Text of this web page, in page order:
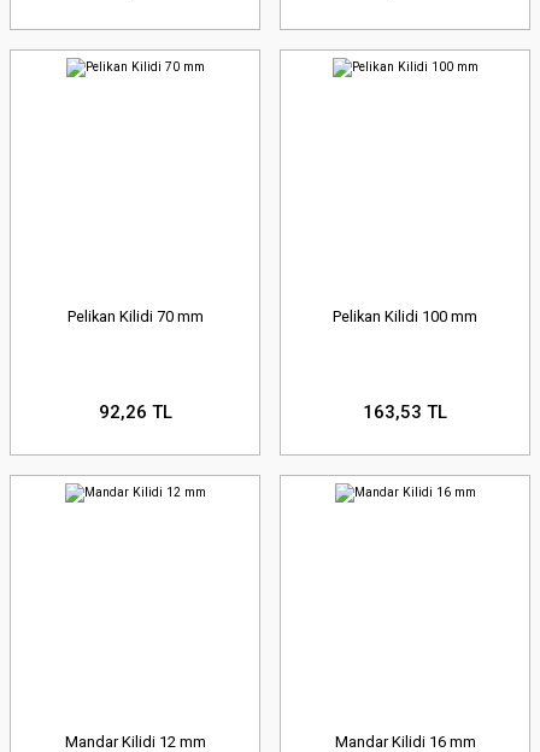
Pelikan Kilidi 70 mm
92,26 TL
Pelikan Kilidi 100 mm
163,53 TL
Mandar Kilidi 12 mm Mandar Kilidi 16 mm